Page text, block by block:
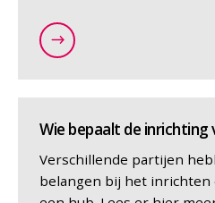
/nl/themas/smart-
Wie bepaalt de inrichting
Verschillende partijen
belangen bij het inrichten